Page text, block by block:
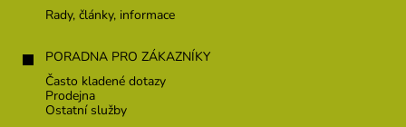
Rady, články, informace
PORADNA PRO ZÁKAZNÍKY
Často kladené dotazy
Prodejna
Ostatní služby